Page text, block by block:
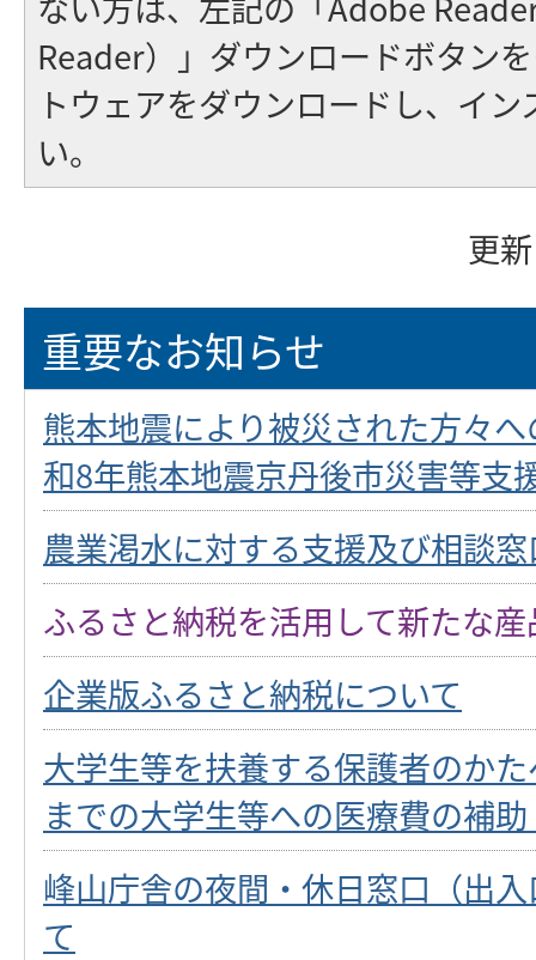
Reader）」ダウンロードボタン
トウェアをダウンロードし、イ
い。
更
重要なお知らせ
熊本地震により被災された方々
和8年熊本地震京丹後市災害等支
農業渇水に対する支援及び相談
ふるさと納税を活用して新たな
企業版ふるさと納税について
大学生等を扶養する保護者のか
までの大学生等への医療費の補
峰山庁舎の夜間・休日窓口（出
て